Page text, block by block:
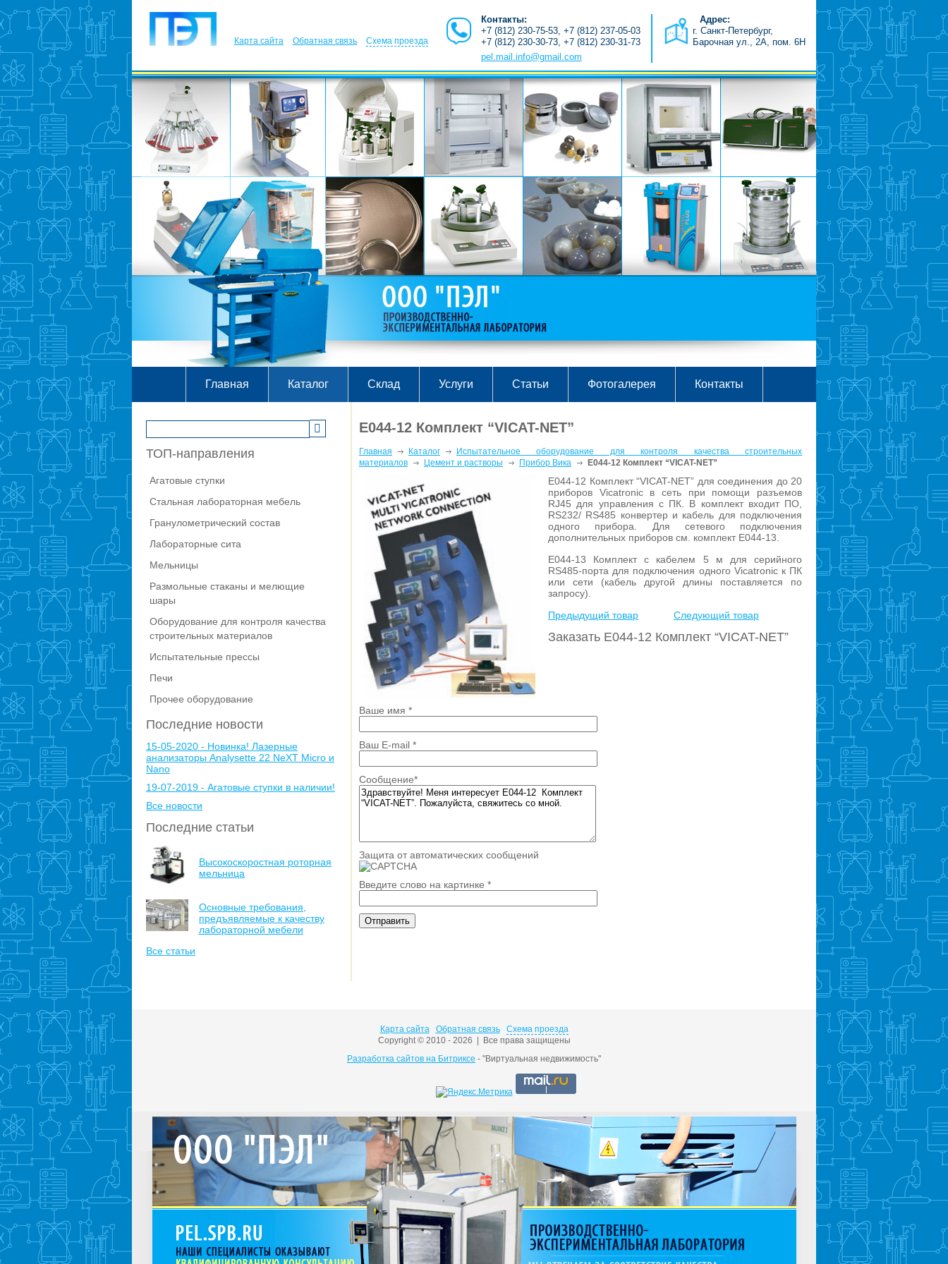
Карта сайта Обратная связь Схема проезда
Контакты:
+7 (812) 230-75-53, +7 (812) 237-05-03
+7 (812) 230-30-73, +7 (812) 230-31-73
pel.mail.info@gmail.com
Адрес:
г. Санкт-Петербург,
Барочная ул., 2А, пом. 6H
Главная Каталог Склад Услуги Статьи Фотогалерея Контакты
ТОП-направления
Агатовые ступки
Стальная лабораторная мебель
Гранулометрический состав
Лабораторные сита
Мельницы
Размольные стаканы и мелющие
шары
Оборудование для контроля качества
строительных материалов
Испытательные прессы
Печи
Прочее оборудование
Последние новости
15-05-2020 - Новинка! Лазерные
анализаторы Analysette 22 NeXT Micro и
Nano
19-07-2019 - Агатовые ступки в наличии!
Все новости
Последние статьи
Высокоскоростная роторная
мельница
Основные требования,
предъявляемые к качеству
лабораторной мебели
Все статьи
E044-12 Комплект “VICAT-NET”
Главная Каталог
Испытательное оборудование для контроля качества строительных
материалов
Цемент и растворы Прибор Вика E044-12 Комплект “VICAT-NET”
E044-12 Комплект “VICAT-NET” для соединения до 20
приборов Vicatronic в сеть при помощи разъемов
RJ45 для управления с ПК. В комплект входит ПО,
RS232/ RS485 конвертер и кабель для подключения
одного прибора. Для сетевого подключения
дополнительных приборов см. комплект E044-13.
E044-13 Комплект с кабелем 5 м для серийного
RS485-порта для подключения одного Vicatronic к ПК
или сети (кабель другой длины поставляется по
запросу).
Предыдущий товар
Следующий товар
Заказать E044-12 Комплект “VICAT-NET”
Ваше имя *
Ваш E-mail *
Сообщение*
Защита от автоматических сообщений
Введите слово на картинке *
Карта сайта Обратная связь
Схема проезда
Copyright © 2010 - 2026 | Все права защищены
Разработка сайтов на Битриксе - "Виртуальная недвижимость"